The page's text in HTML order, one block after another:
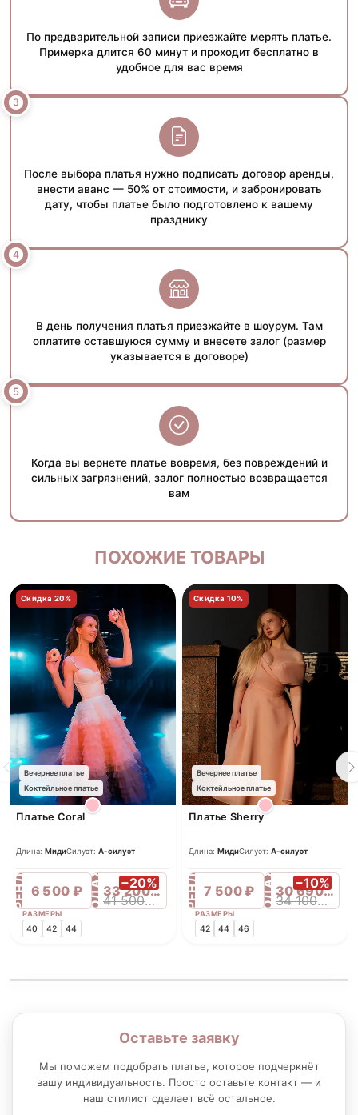
По предварительной записи приезжайте мерять платье.
Примерка длится 60 минут и проходит бесплатно в
удобное для вас время
После выбора платья нужно подписать договор аренды,
внести аванс — 50% от стоимости, и забронировать
дату, чтобы платье было подготовлено к вашему
празднику
В день получения платья приезжайте в шоурум. Там
оплатите оставшуюся сумму и внесете залог (размер
указывается в договоре)
Когда вы вернете платье вовремя, без повреждений и
сильных загрязнений, залог полностью возвращается
вам
ПОХОЖИЕ ТОВАРЫ
Скидка 20%
Вечернее платье
Коктейльное платье
Платье Coral
Длина: МидиСилуэт: А-силуэт
АРЕНДА 6 500 ₽ ПРОДАЖА −20%
33 200 ₽
41 500 ₽
РАЗМЕРЫ
40 42 44
Скидка 10%
Вечернее платье
Коктейльное платье
Платье Sherry
Длина: МидиСилуэт: А-силуэт
АРЕНДА 7 500 ₽ ПРОДАЖА −10%
30 690 ₽
34 100 ₽
РАЗМЕРЫ
42 44 46
Оставьте заявку
Мы поможем подобрать платье, которое подчеркнёт
вашу индивидуальность. Просто оставьте контакт — и
наш стилист сделает всё остальное.